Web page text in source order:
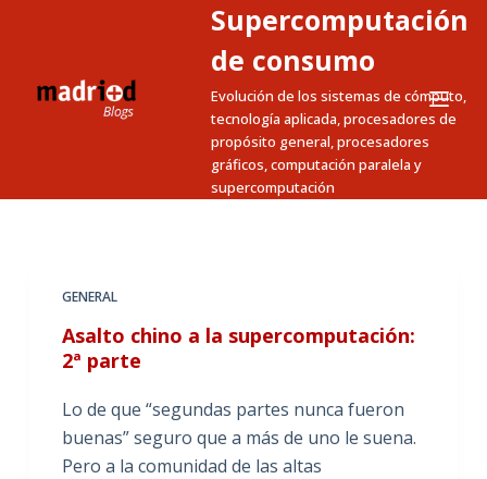
a
Supercomputación
de consumo
Evolución de los sistemas de cómputo,
tecnología aplicada, procesadores de
propósito general, procesadores
gráficos, computación paralela y
supercomputación
GENERAL
Asalto chino a la supercomputación:
2ª parte
Lo de que “segundas partes nunca fueron
buenas” seguro que a más de uno le suena.
Pero a la comunidad de las altas